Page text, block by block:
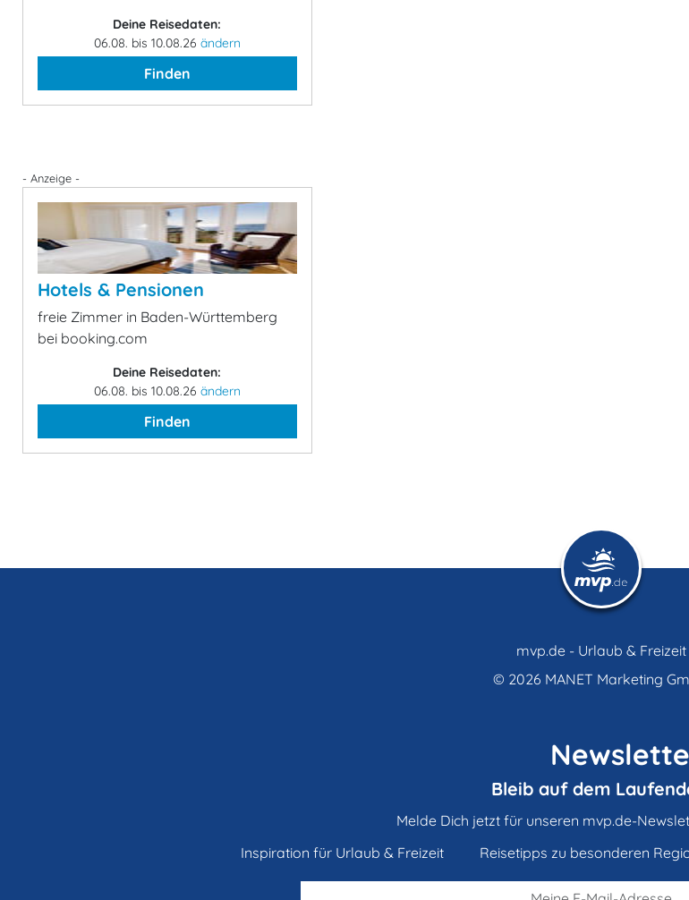
Deine Reisedaten:
06.08. bis 10.08.26 ändern
Finden
- Anzeige -
Hotels & Pensionen
freie Zimmer in Baden-Württemberg
bei booking.com
Deine Reisedaten:
06.08. bis 10.08.26 ändern
Finden
mvp.de - Urlaub & Freizeit
© 2026 MANET Marketing
Bleib auf dem
Melde Dich jetzt für unseren mvp.de-
Inspiration für Urlaub & Freizeit
Reisetipps zu besonderen